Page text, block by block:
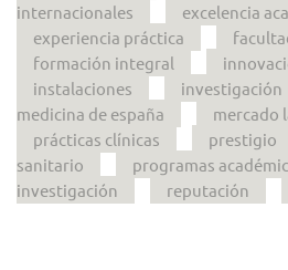
internacionales
excelencia
experiencia práctica
formación integral
instalaciones
investigación
medicina de españa
mercado
prácticas clínicas
prestigio
sanitario
programas
investigación
reputación